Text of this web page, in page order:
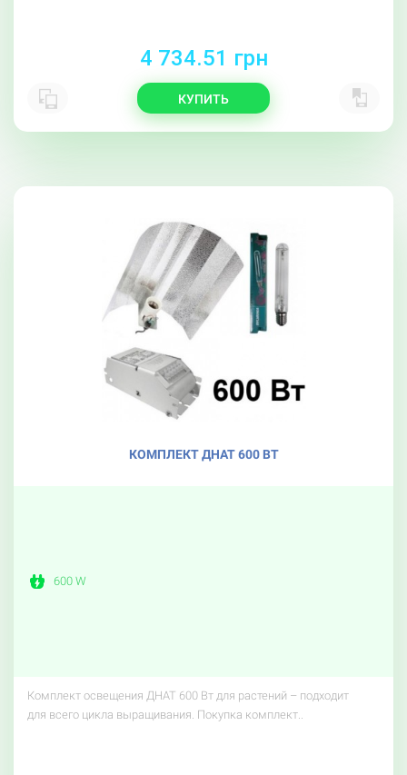
4 734.51 грн
КУПИТЬ
КОМПЛЕКТ ДНАТ 600 ВТ
600 W
Комплект освещения ДНАТ 600 Вт для растений – подходит
для всего цикла выращивания. Покупка комплект..